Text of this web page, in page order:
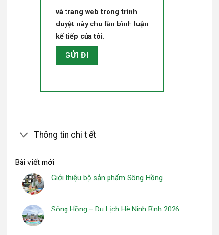
và trang web trong trình
duyệt này cho lần bình luận
kế tiếp của tôi.
Thông tin chi tiết
Bài viết mới
Giới thiệu bộ sản phẩm Sông Hồng
Sông Hồng – Du Lịch Hè Ninh Bình 2026